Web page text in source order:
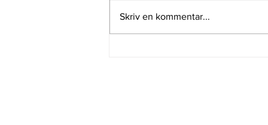
Å T E R B R U K E T
Skriv en kommentar...